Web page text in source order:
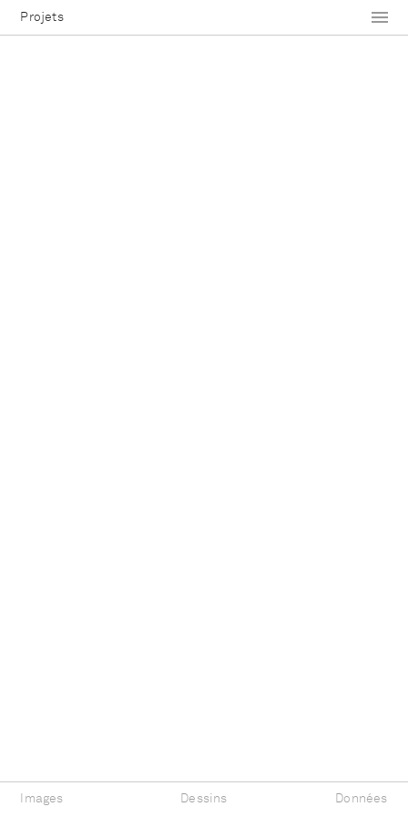
Projets
Images Dessins Données